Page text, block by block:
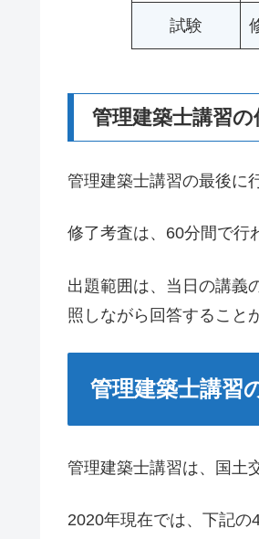
試験
管理建築士講習
管理建築士講習の最後に
修了考査は、60分間で行
出題範囲は、当日の講義
照しながら回答すること
管理建築士講習
管理建築士講習は、国土
2020年現在では、下記の